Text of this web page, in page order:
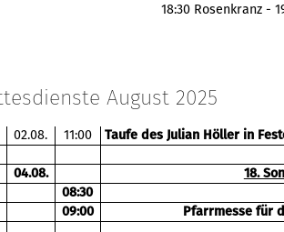
18:30 Rosenkranz -
August 2025
02.08. 11:00 Taufe des Julian Höller in
04.08.
18.
08:30
09:00
Pfarrmesse für